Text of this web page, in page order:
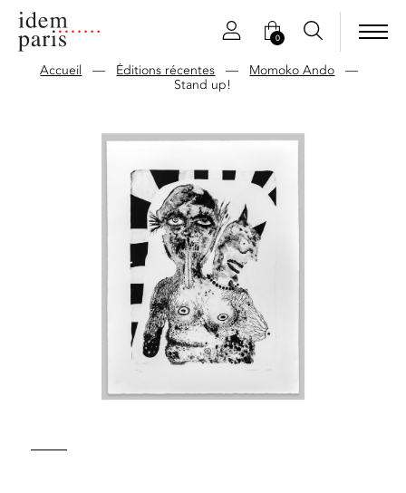
0
Accueil — Éditions récentes — Momoko Ando —
Stand up!